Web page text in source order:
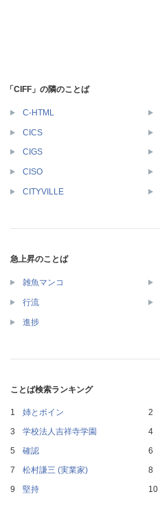
「CIFF」の隣のことば
C-HTML
CICS
CIGS
CISO
CITYVILLE
急上昇のことば
雑魚マンコ
行流
進捗
ことば検索ランキング
姉とボイン
学校法人吉祥寺学園
確認
松村謙三 (実業家)
堅持